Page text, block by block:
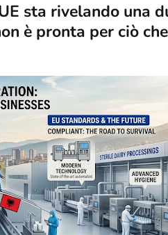
sta rivelando una
è pronta per ciò